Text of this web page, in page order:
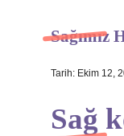
Hakkımızda
Sağımız
Tarih: Ekim 12,
Sağ